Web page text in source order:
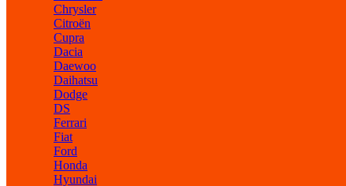
Chrysler
Citroën
Cupra
Dacia
Daewoo
Daihatsu
Dodge
DS
Ferrari
Fiat
Ford
Honda
Hyundai